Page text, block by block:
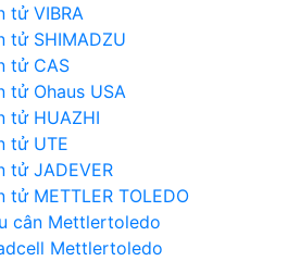
tử VIBRA
tử SHIMADZU
tử CAS
tử Ohaus USA
tử HUAZHI
tử UTE
tử JADEVER
tử METTLER TOLEDO
cân Mettlertoledo
Mettlertoledo